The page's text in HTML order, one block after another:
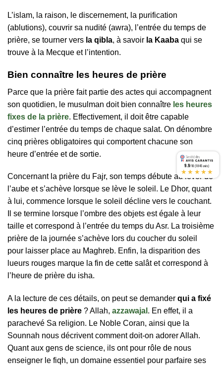
L’islam, la raison, le discernement, la purification
(ablutions), couvrir sa nudité (awra), l’entrée du temps de
prière, se tourner vers la qibla, à savoir la Kaaba qui se
trouve à la Mecque et l’intention.
Bien connaître les heures de prière
Parce que la prière fait partie des actes qui accompagnent
son quotidien, le musulman doit bien connaître les heures
fixes de la prière. Effectivement, il doit être capable
d’estimer l’entrée du temps de chaque salat. On dénombre
cinq prières obligatoires qui comportent chacune son
heure d’entrée et de sortie.
Concernant la prière du Fajr, son temps débute au lever de
l’aube et s’achève lorsque se lève le soleil. Le Dhor, quant
à lui, commence lorsque le soleil décline vers le couchant.
Il se termine lorsque l’ombre des objets est égale à leur
taille et correspond à l’entrée du temps du Asr. La troisième
prière de la journée s’achève lors du coucher du soleil
pour laisser place au Maghreb. Enfin, la disparition des
lueurs rouges marque la fin de cette salât et correspond à
l’heure de prière du isha.
A la lecture de ces détails, on peut se demander qui a fixé
les heures de prière ? Allah, azzawajal . En effet, il a
parachevé Sa religion. Le Noble Coran, ainsi que la
Sounnah nous décrivent comment doit-on adorer Allah.
Quant aux gens de science, ils ont pour rôle de nous
enseigner le fiqh, un domaine essentiel pour parfaire ses
9.9/10 (1845 avis)
★★★★★